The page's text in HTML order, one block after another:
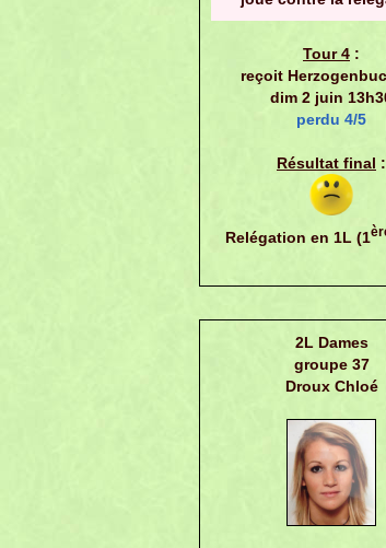
Tour 4 :
reçoit
dim 2 juin
perdu 4/5
Résultat final :
Relégation en 1L (1
2L Dames
groupe 37
Droux Chloé